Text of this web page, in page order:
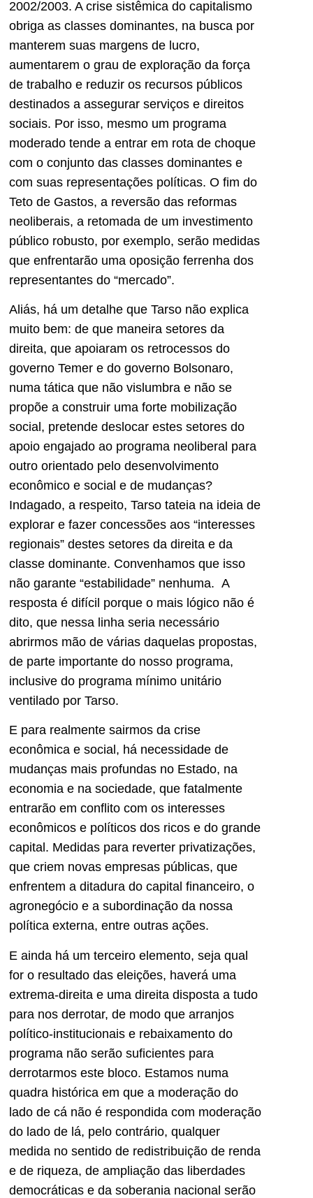
2002/2003. A crise sistêmica do capitalismo
obriga as classes dominantes, na busca por
manterem suas margens de lucro,
aumentarem o grau de exploração da força
de trabalho e reduzir os recursos públicos
destinados a assegurar serviços e direitos
sociais. Por isso, mesmo um programa
moderado tende a entrar em rota de choque
com o conjunto das classes dominantes e
com suas representações políticas. O fim do
Teto de Gastos, a reversão das reformas
neoliberais, a retomada de um investimento
público robusto, por exemplo, serão medidas
que enfrentarão uma oposição ferrenha dos
representantes do “mercado”.
Aliás, há um detalhe que Tarso não explica
muito bem: de que maneira setores da
direita, que apoiaram os retrocessos do
governo Temer e do governo Bolsonaro,
numa tática que não vislumbra e não se
propõe a construir uma forte mobilização
social, pretende deslocar estes setores do
apoio engajado ao programa neoliberal para
outro orientado pelo desenvolvimento
econômico e social e de mudanças?
Indagado, a respeito, Tarso tateia na ideia de
explorar e fazer concessões aos “interesses
regionais” destes setores da direita e da
classe dominante. Convenhamos que isso
não garante “estabilidade” nenhuma. A
resposta é difícil porque o mais lógico não é
dito, que nessa linha seria necessário
abrirmos mão de várias daquelas propostas,
de parte importante do nosso programa,
inclusive do programa mínimo unitário
ventilado por Tarso.
E para realmente sairmos da crise
econômica e social, há necessidade de
mudanças mais profundas no Estado, na
economia e na sociedade, que fatalmente
entrarão em conflito com os interesses
econômicos e políticos dos ricos e do grande
capital. Medidas para reverter privatizações,
que criem novas empresas públicas, que
enfrentem a ditadura do capital financeiro, o
agronegócio e a subordinação da nossa
política externa, entre outras ações.
E ainda há um terceiro elemento, seja qual
for o resultado das eleições, haverá uma
extrema-direita e uma direita disposta a tudo
para nos derrotar, de modo que arranjos
político-institucionais e rebaixamento do
programa não serão suficientes para
derrotarmos este bloco. Estamos numa
quadra histórica em que a moderação do
lado de cá não é respondida com moderação
do lado de lá, pelo contrário, qualquer
medida no sentido de redistribuição de renda
e de riqueza, de ampliação das liberdades
democráticas e da soberania nacional serão